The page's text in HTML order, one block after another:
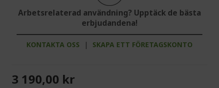
Arbetsrelaterad användning? Upptäck de bästa
erbjudandena!
KONTAKTA OSS | SKAPA ETT FÖRETAGSKONTO
3 190,00 kr